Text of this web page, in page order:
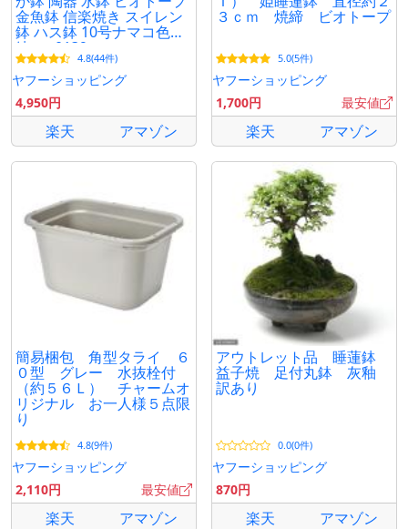
金魚鉢 信楽焼き スイレン
鉢 ハス鉢 10号ナマコ色水
鉢 su-0139
4.8(44件)
ヤフーショッピング
4,950円
楽天 アマゾン
３ｃｍ 焼締 ビオトープ
5.0(5件)
ヤフーショッピング
1,700円
最安値
楽天 アマゾン
簡易梱包 角型タライ ６
０型 グレー 水抜栓付
（約５６Ｌ） チャームオ
リジナル お一人様５点限
り
4.8(9件)
ヤフーショッピング
2,110円
最安値
楽天 アマゾン
アウトレット品 睡蓮鉢
益子焼 足付丸鉢 灰釉
訳あり
0.0(0件)
ヤフーショッピング
870円
楽天 アマゾン